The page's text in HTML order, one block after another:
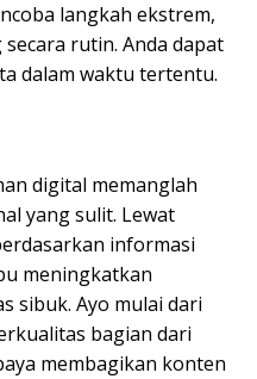
langkah ekstrem,
rutin. Anda dapat
dalam waktu tertentu.
digital memanglah
yang sulit. Lewat
informasi
meningkatkan
sibuk. Ayo mulai dari
bagian dari
membagikan konten